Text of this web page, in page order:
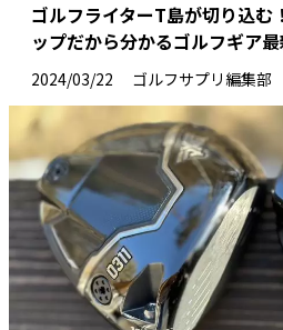
ゴルフライターT島が切り込む
ップだから分かるゴルフギア
2024/03/22 ゴルフサプリ編集